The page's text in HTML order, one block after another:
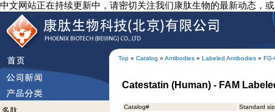
中文网站正在持续更新中，请密切关注我们康肽生物的最新动态，
Top » Catalog » Antibodies » Labeled Antibodies »
Catestatin (Human) - FAM
Catalog# Standard